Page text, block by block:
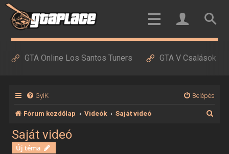
GTA Online Los Santos Tuners GTA V Csalások
GyIK Belépés
Fórum kezdőlap Videók Saját videó
Saját videó
Új téma